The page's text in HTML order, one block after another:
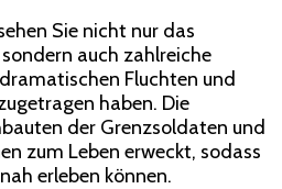
Sie nicht nur das
auch zahlreiche
Fluchten und
haben. Die
der Grenzsoldaten und
zum Leben erweckt, sodass
erleben können.